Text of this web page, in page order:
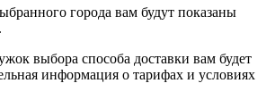
города вам будут показаны
выбора способа доставки вам будет
информация о тарифах и условиях